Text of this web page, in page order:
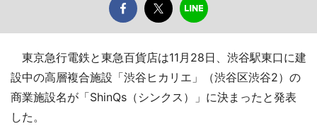
東京急行電鉄と東急百貨店は11月28日、渋谷駅東口に建
設中の高層複合施設「渋谷ヒカリエ」（渋谷区渋谷2）の
商業施設名が「ShinQs（シンクス）」に決まったと発表
した。